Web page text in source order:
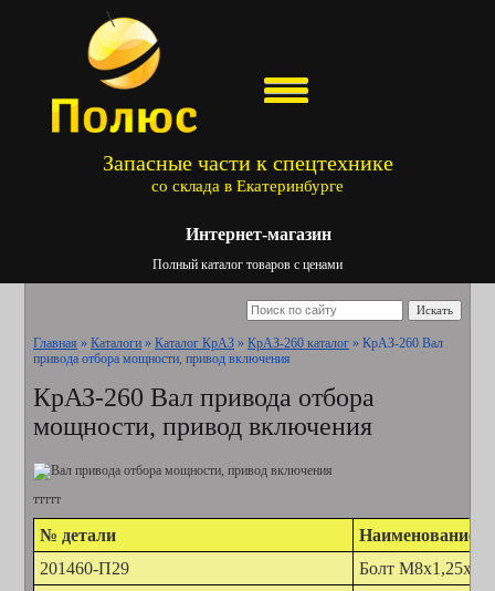
Запасные части к спецтехнике
со склада в Екатеринбурге
Интернет-магазин
Полный каталог товаров с ценами
Искать
Главная » Каталоги » Каталог КрАЗ » КрАЗ-260 каталог » КрАЗ-260 Вал
привода отбора мощности, привод включения
КрАЗ-260 Вал привода отбора
мощности, привод включения
ттттт
№ детали
Наименование
201460-П29
Болт М8х1,25х30